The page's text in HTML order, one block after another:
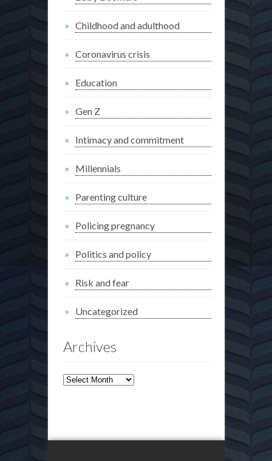
Childhood and adulthood
Coronavirus crisis
Education
Gen Z
Intimacy and commitment
Millennials
Parenting culture
Policing pregnancy
Politics and policy
Risk and fear
Uncategorized
Archives
Archives